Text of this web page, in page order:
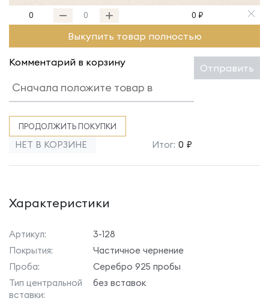
0 0 ₽
Выкупить товар полностью
Комментарий в корзину Отправить
ПРОДОЛЖИТЬ ПОКУПКИ
НЕТ В КОРЗИНЕ Итог: 0 ₽
Характеристики
Артикул:
3-128
Покрытия:
Частичное чернение
Проба:
Серебро 925 пробы
Тип центральной
вставки:
без вставок